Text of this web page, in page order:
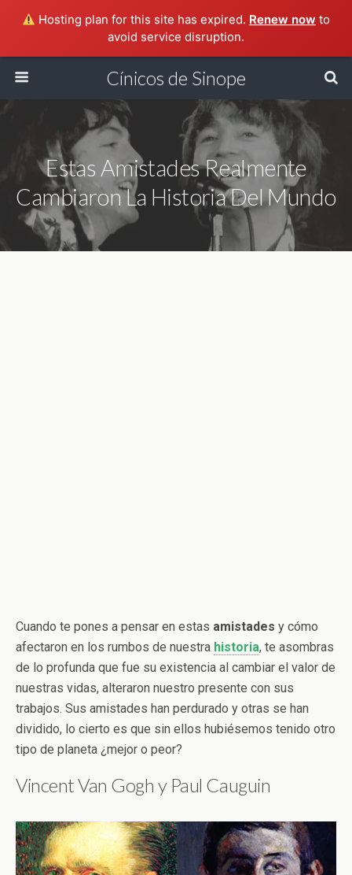
Hosting plan for this site has expired. Renew now to
avoid service disruption.
Cínicos de Sinope
Estas Amistades Realmente
Cambiaron La Historia Del Mundo
Cuando te pones a pensar en estas amistades y cómo
afectaron en los rumbos de nuestra historia, te asombras
de lo profunda que fue su existencia al cambiar el valor de
nuestras vidas, alteraron nuestro presente con sus
trabajos. Sus amistades han perdurado y otras se han
dividido, lo cierto es que sin ellos hubiésemos tenido otro
tipo de planeta ¿mejor o peor?
Vincent Van Gogh y Paul Cauguin